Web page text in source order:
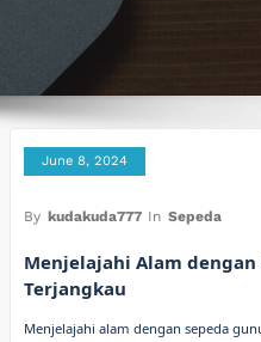
June 8, 2024
By kudakuda777 In Sepeda
Menjelajahi Alam dengan
Terjangkau
Menjelajahi alam dengan sepeda